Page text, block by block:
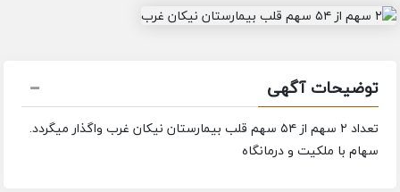
توضیحات آگهی
تعداد ۲ سهم از ۵۴ سهم قلب بیمارستان نیکان غرب واگذار میگردد.
سهام با ملکیت و درمانگاه